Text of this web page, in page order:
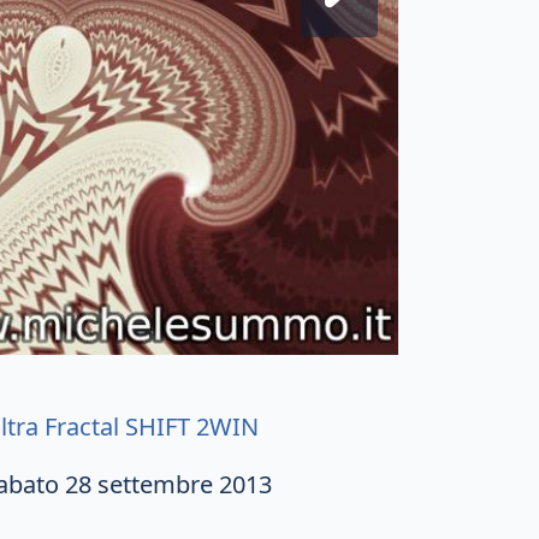
Fractal SHIFT 2WIN
28 settembre 2013